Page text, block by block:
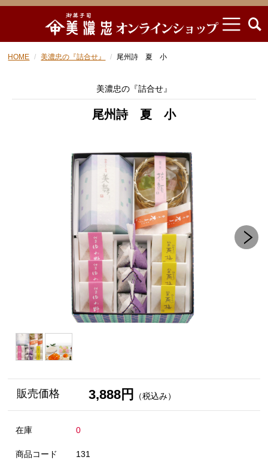
HOME 美濃忠の『詰合せ』 尾州詩 夏 小
美濃忠の『詰合せ』
尾州詩 夏 小
販売価格 3,888円 （税込み）
在庫 0
商品コード 131